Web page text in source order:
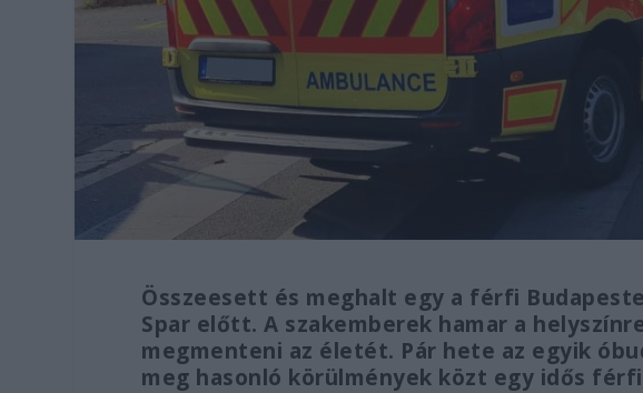
Összeesett és meghalt egy a férfi
Spar előtt. A szakemberek hamar a
megmenteni az életét. Pár hete az egyik
meg hasonló körülmények közt egy idős